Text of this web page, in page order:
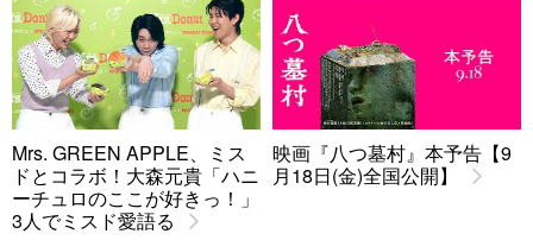
Mrs. GREEN APPLE、ミス
ドとコラボ！大森元貴「ハニ
ーチュロのここが好きっ！」
3人でミスド愛語る
映画『八つ墓村』本予告【9
月18日(金)全国公開】